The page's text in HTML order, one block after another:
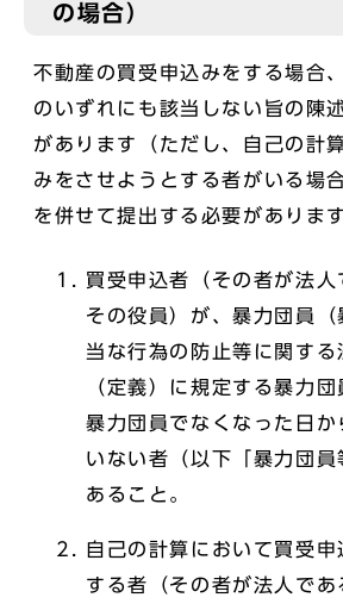
の場合）
不動産の買受申込みをする場合
のいずれにも該当しない旨の陳
があります（ただし、自己の計
みをさせようとする者がいる場
を併せて提出する必要がありま
買受申込者（その者が法人
その役員）が、暴力団員
当な行為の防止等に関す
（定義）に規定する暴力
暴力団員でなくなった日
いない者（以下「暴力団
あること。
自己の計算において買受申
する者（その者が法人であ